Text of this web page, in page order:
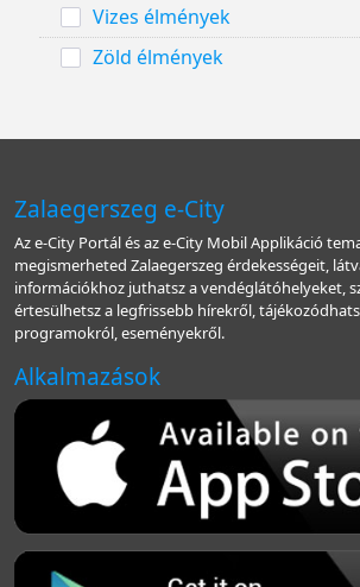
Vizes élmények
Zöld élmények
Zalaegerszeg e-City
Az e-City Portál és az e-City Mobil Applikáció
megismerheted Zalaegerszeg érdekességeit,
információkhoz juthatsz a vendéglátóhelyeket,
értesülhetsz a legfrissebb hírekről,
programokról, eseményekről.
Alkalmazások